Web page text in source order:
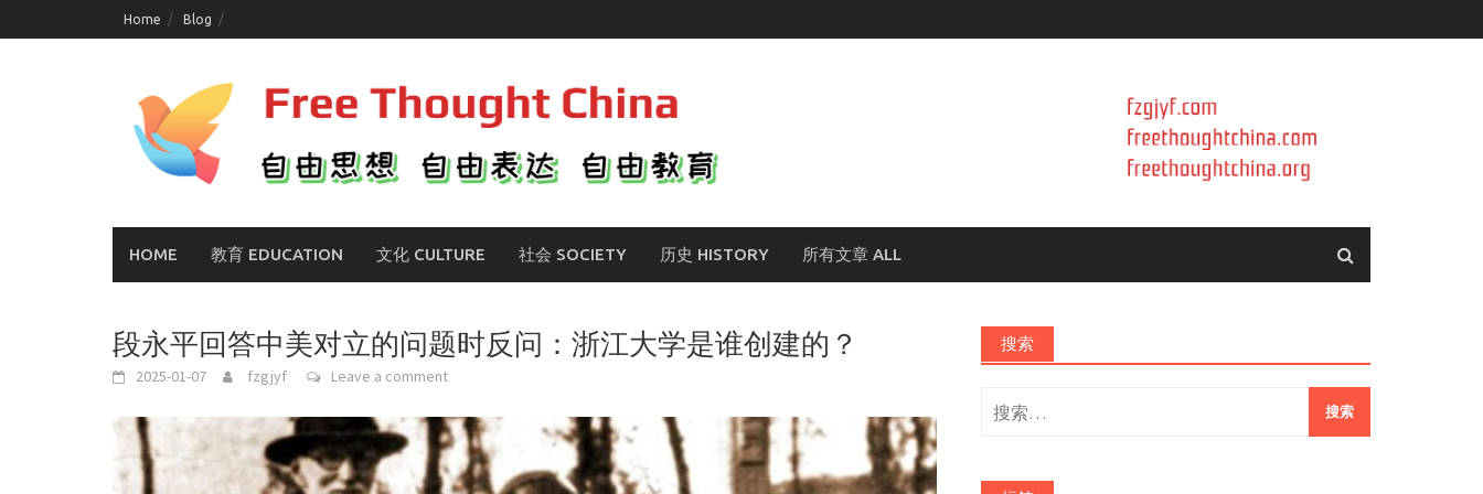
to
Home Blog
HOME 教育 EDUCATION 文化 CULTURE 社会 SOCIETY 历史 HISTORY 所有文章 ALL
段永平回答中美对立的问题时反问：浙江大学是谁创建的？
2025-01-07 fzgjyf Leave a comment
搜索
搜
索：